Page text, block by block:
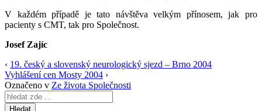
V každém případě je tato návštěva velkým přínosem, jak pro
pacienty s CMT, tak pro Společnost.
Josef Zajíc
‹ 19. český a slovenský neurologický sjezd – Brno 2004
Vyhlášení cen Mosty 2004 ›
Označeno v Ze života Společnosti
Search
for: